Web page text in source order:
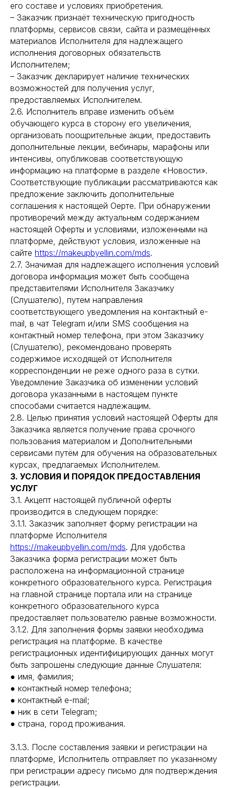
его составе и условиях приобретения.
– Заказчик признаёт техническую пригодность
платформы, сервисов связи, сайта и размещённых
материалов Исполнителя для надлежащего
исполнения договорных обязательств
Исполнителем;
– Заказчик декларирует наличие технических
возможностей для получения услуг,
предоставляемых Исполнителем.
2.6. Исполнитель вправе изменить объём
обучающего курса в сторону его увеличения,
организовать поощрительные акции, предоставить
дополнительные лекции, вебинары, марафоны или
интенсивы, опубликовав соответствующую
информацию на платформе в разделе «Новости».
Соответствующие публикации рассматриваются как
предложение заключить дополнительные
соглашения к настоящей Оерте. При обнаружении
противоречий между актуальным содержанием
настоящей Оферты и условиями, изложенными на
платформе, действуют условия, изложенные на
сайте https://makeupbyellin.com/mds.
2.7. Значимая для надлежащего исполнения условий
договора информация может быть сообщена
представителями Исполнителя Заказчику
(Слушателю), путем направления
соответствующего уведомления на контактный e-
mail, в чат Telegram и/или SMS сообщения на
контактный номер телефона, при этом Заказчику
(Слушателю), рекомендовано проверять
содержимое исходящей от Исполнителя
корреспонденции не реже одного раза в сутки.
Уведомление Заказчика об изменении условий
договора указанными в настоящем пункте
способами считается надлежащим.
2.8. Целью принятия условий настоящей Оферты для
Заказчика является получение права срочного
пользования материалом и Дополнительными
сервисами путём для обучения на образовательных
курсах, предлагаемых Исполнителем.
3. УСЛОВИЯ И ПОРЯДОК ПРЕДОСТАВЛЕНИЯ
УСЛУГ
3.1. Акцепт настоящей публичной оферты
производится в следующем порядке:
3.1.1. Заказчик заполняет форму регистрации на
платформе Исполнителя
https://makeupbyellin.com/mds. Для удобства
Заказчика форма регистрации может быть
расположена на информационной странице
конкретного образовательного курса. Регистрация
на главной странице портала или на странице
конкретного образовательного курса
предоставляет пользователю равные возможности.
3.1.2. Для заполнения формы заявки необходима
регистрация на платформе. В качестве
регистрационных идентифицирующих данных могут
быть запрошены следующие данные Слушателя:
● имя, фамилия;
● контактный номер телефона;
● контактный e-mail;
● ник в сети Telegram;
● страна, город проживания.
3.1.3. После составления заявки и регистрации на
платформе, Исполнитель отправляет по указанному
при регистрации адресу письмо для подтверждения
регистрации.